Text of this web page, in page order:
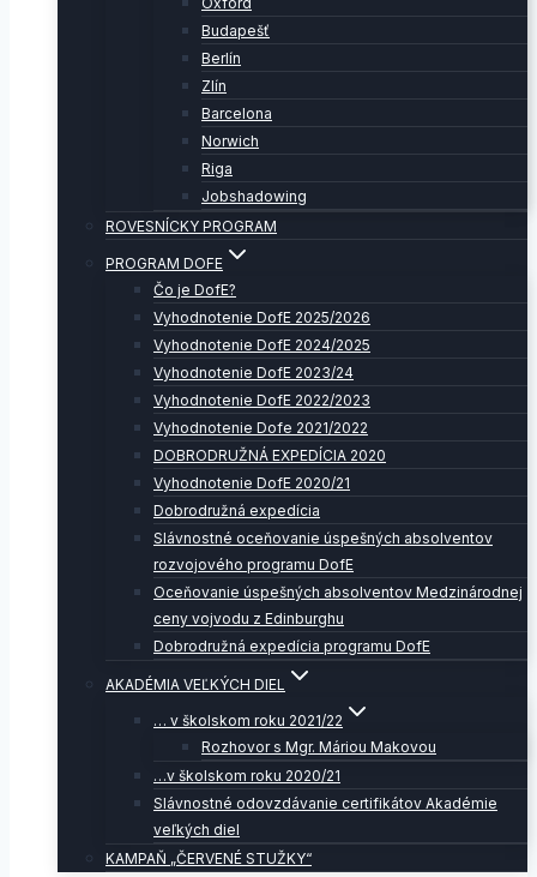
Budapešť
Berlín
Zlín
Barcelona
Norwich
Riga
Jobshadowing
ROVESNÍCKY PROGRAM
PROGRAM DOFE
Čo je DofE?
Vyhodnotenie DofE 2025/2026
Vyhodnotenie DofE 2024/2025
Vyhodnotenie DofE 2023/24
Vyhodnotenie DofE 2022/2023
Vyhodnotenie Dofe 2021/2022
DOBRODRUŽNÁ EXPEDÍCIA 2020
Vyhodnotenie DofE 2020/21
Dobrodružná expedícia
Slávnostné oceňovanie úspešných absolventov
rozvojového programu DofE
Oceňovanie úspešných absolventov Medzinárodnej
ceny vojvodu z Edinburghu
Dobrodružná expedícia programu DofE
AKADÉMIA VEĽKÝCH DIEL
… v školskom roku 2021/22
Rozhovor s Mgr. Máriou Makovou
…v školskom roku 2020/21
Slávnostné odovzdávanie certifikátov Akadémie
veľkých diel
KAMPAŇ „ČERVENÉ STUŽKY“